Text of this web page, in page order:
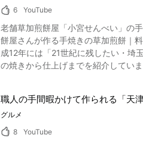
京・京都・大阪、果物そのままを使
戸） フルーツジュース専門店が作る
凍フルーツかき氷。 【京都】 ・雪ノ下 京都本店（京都市中京区） パンケーキでも有名なお店が手掛ける、果物そのままを凍らせたかき氷。入店
には予約が必要ですので、ご注意ください。 【大阪】 ・かきごおらん（大阪市北区） 水を凍らせた氷を一切使わず、凍
き氷にして提供。ブランドフルーツを使った贅沢なかき氷が味わえます
されるようなかき氷を食べることもできます。 コンビニの冷凍フルーツを使った「冷凍フルーツかき氷」なら気軽に
ーツの皮を器にすると、さらにおし
き氷」で暑い夏も楽しみましょう。
は？ ラムネ瓶が発売された当初は、ビー玉ではなくコルクで栓がされていたようです。ですがコルク自体の値段が高かったことやラムネの炭酸が
抜けてしまうということから、ビー玉が代替案として考案されたのです
の後1887年に日本に輸入されてビー玉のラムネ瓶が浸透し
トルなどが広まったことにより、ガラス製ラムネ瓶
あり、元祖ラムネといえるでしょう
す。 ラムネ瓶はどこで買える？ 写真：ラムネの旗 最近はラムネ瓶をあまり見かけなくなったと感じる方も多いでしょう。ですが、スーパーや駄
ことも。200mlが30本入った1ケースの値段
ムネ瓶の魅力を紹介しました。ビー
ょうか。 最近はレトロ感がインスタ映えすると瓶ラムネが若い世代からも注目を集めています。中には、飲料としてのラムネ瓶よりも、『千歳く
んはラムネ瓶のなか』という作品タイトルで初めて知っ
6
YouTube
老舗草加煎餅屋「小宮せんべい」の
餅屋さんが作る手焼きの草加煎餅｜料理音」です。 草加煎餅とは、日本の煎餅の種類のひとつで、埼玉県
成12年には「21世紀に残したい・埼玉ふるさと自慢100選」にも
の焼きから仕上げまでを紹介しています
食感で、着色料などの添加物が使わ
祝やギフト・プレゼント・お土産な
をつけて、伝統の味を守っています。 また、2000年には若田光一さんとスペースシャトル・エンデバーに乗り込み、宇宙にも行った煎餅です。
職人の手間暇かけて作られる「天
グルメ
8
YouTube